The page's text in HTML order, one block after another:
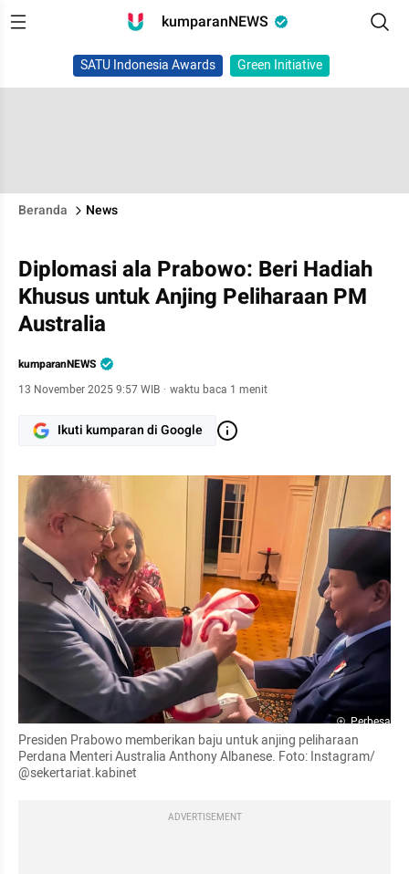
kumparanNEWS
SATU Indonesia Awards Green Initiative
Beranda News
Diplomasi ala Prabowo: Beri Hadiah
Khusus untuk Anjing Peliharaan PM
Australia
kumparanNEWS
13 November 2025 9:57 WIB · waktu baca 1 menit
Ikuti kumparan di Google
Perbesar
Presiden Prabowo memberikan baju untuk anjing peliharaan
Perdana Menteri Australia Anthony Albanese. Foto: Instagram/
@sekertariat.kabinet
ADVERTISEMENT